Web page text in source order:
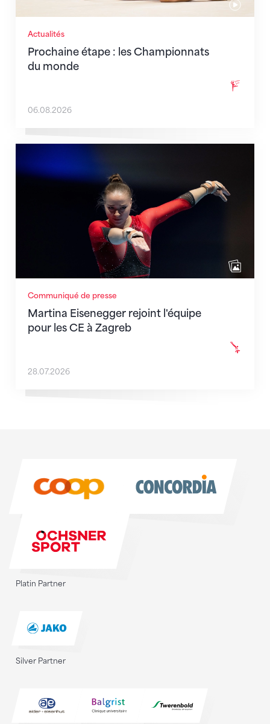
Actualités
Prochaine étape : les Championnats
du monde
06.08.2026
Communiqué de presse
Martina Eisenegger rejoint l'équipe
pour les CE à Zagreb
28.07.2026
Platin Partner
Silver Partner